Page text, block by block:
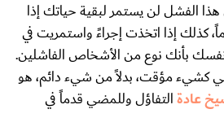
الفشل لن يستمر لبقية حياتك إذا
كذلك إذا اتخذت إجراءً واستمريت في
بأنك نوع من الأشخاص الفاشلين.
كشيء مؤقت، بدلاً من شيء دائم، هو
عادةالتفاؤل وللمضي قدماً في